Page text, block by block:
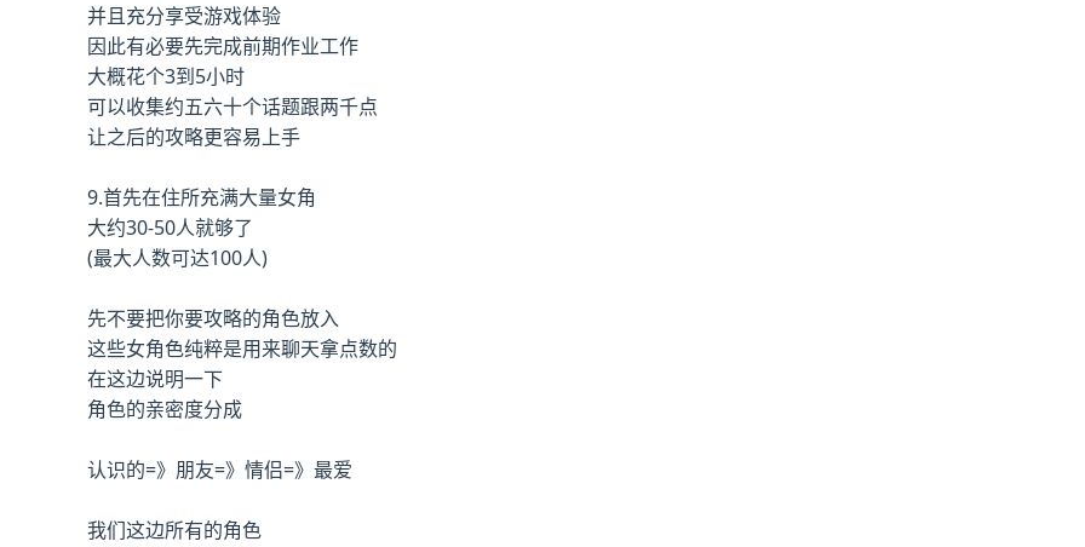
并且充分享受游戏体验
因此有必要先完成前期作业工作
大概花个3到5小时
可以收集约五六十个话题跟两千点
让之后的攻略更容易上手
9.首先在住所充满大量女角
大约30-50人就够了
(最大人数可达100人)
先不要把你要攻略的角色放入
这些女角色纯粹是用来聊天拿点数的
在这边说明一下
角色的亲密度分成
认识的=》朋友=》情侣=》最爱
我们这边所有的角色